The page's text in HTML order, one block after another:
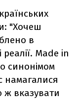
"Хочеш
в
Made in
синонімом
намагалися
ж вказувати